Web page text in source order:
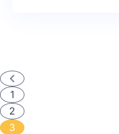
1
2
3